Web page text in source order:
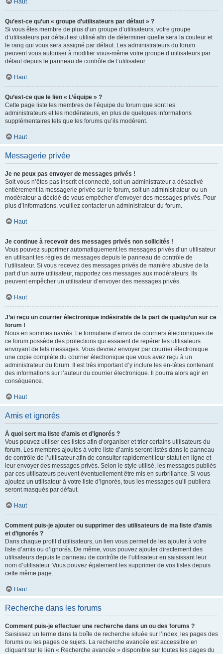
Haut
Qu’est-ce qu’un « groupe d’utilisateurs par défaut » ?
Si vous êtes membre de plus d’un groupe d’utilisateurs, votre groupe
d’utilisateurs par défaut est utilisé afin de déterminer quelle sera la couleur et
le rang qui vous sera assigné par défaut. Les administrateurs du forum
peuvent vous autoriser à modifier vous-même votre groupe d’utilisateurs par
défaut depuis le panneau de contrôle de l’utilisateur.
Haut
Qu’est-ce que le lien « L’équipe » ?
Cette page liste les membres de l’équipe du forum que sont les
administrateurs et les modérateurs, en plus de quelques informations
supplémentaires tels que les forums qu’ils modèrent.
Haut
Messagerie privée
Je ne peux pas envoyer de messages privés !
Soit vous n’êtes pas inscrit et connecté, soit un administrateur a désactivé
entièrement la messagerie privée sur le forum, soit un administrateur ou un
modérateur a décidé de vous empêcher d’envoyer des messages privés. Pour
plus d’informations, veuillez contacter un administrateur du forum.
Haut
Je continue à recevoir des messages privés non sollicités !
Vous pouvez supprimer automatiquement les messages privés d’un utilisateur
en utilisant les règles de messages depuis le panneau de contrôle de
l’utilisateur. Si vous recevez des messages privés de manière abusive de la
part d’un autre utilisateur, rapportez ces messages aux modérateurs. Ils
peuvent empêcher un utilisateur d’envoyer des messages privés.
Haut
J’ai reçu un courrier électronique indésirable de la part de quelqu’un sur ce
forum !
Nous en sommes navrés. Le formulaire d’envoi de courriers électroniques de
ce forum possède des protections qui essaient de repérer les utilisateurs
envoyant de tels messages. Vous devriez envoyer par courrier électronique
une copie complète du courrier électronique que vous avez reçu à un
administrateur du forum. Il est très important d’y inclure les en-têtes contenant
des informations sur l’auteur du courrier électronique. Il pourra alors agir en
conséquence.
Haut
Amis et ignorés
À quoi sert ma liste d’amis et d’ignorés ?
Vous pouvez utiliser ces listes afin d’organiser et trier certains utilisateurs du
forum. Les membres ajoutés à votre liste d’amis seront listés dans le panneau
de contrôle de l’utilisateur afin de consulter rapidement leur statut en ligne et
leur envoyer des messages privés. Selon le style utilisé, les messages publiés
par ces utilisateurs peuvent éventuellement être mis en surbrillance. Si vous
ajoutez un utilisateur à votre liste d’ignorés, tous les messages qu’il publiera
seront masqués par défaut.
Haut
Comment puis-je ajouter ou supprimer des utilisateurs de ma liste d’amis
et d’ignorés ?
Dans chaque profil d’utilisateurs, un lien vous permet de les ajouter à votre
liste d’amis ou d’ignorés. De même, vous pouvez ajouter directement des
utilisateurs depuis le panneau de contrôle de l’utilisateur en saisissant leur
nom d’utilisateur. Vous pouvez également les supprimer de vos listes depuis
cette même page.
Haut
Recherche dans les forums
Comment puis-je effectuer une recherche dans un ou des forums ?
Saisissez un terme dans la boîte de recherche située sur l’index, les pages des
forums ou les pages de sujets. La recherche avancée est accessible en
cliquant sur le lien « Recherche avancée » disponible sur toutes les pages du